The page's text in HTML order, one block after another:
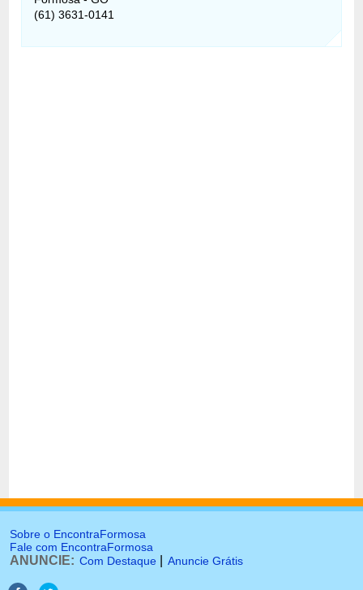
(61) 3631-0141
Sobre o EncontraFormosa
Fale com EncontraFormosa
ANUNCIE: Com Destaque Anuncie Grátis